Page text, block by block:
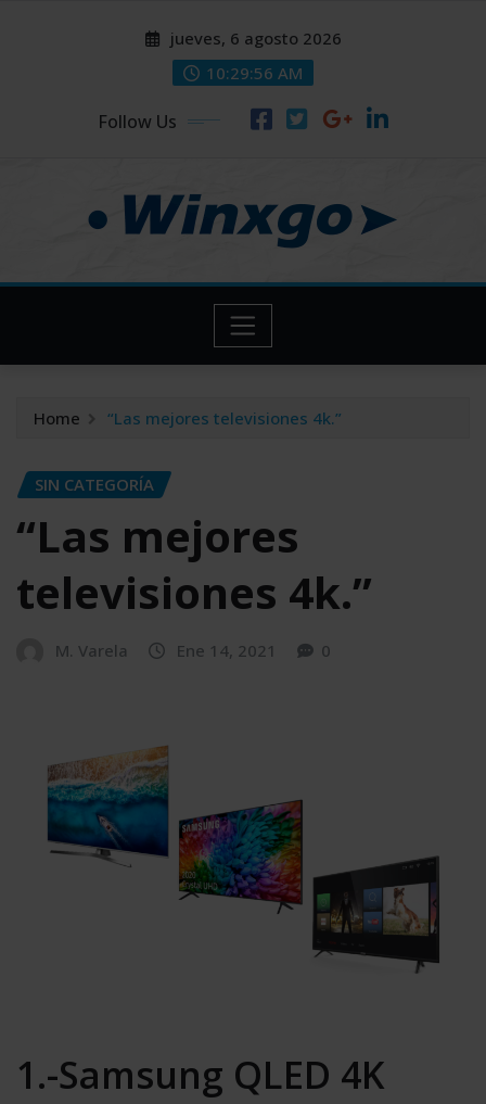
jueves, 6 agosto 2026
10:29:57 AM
Follow Us
Home “Las mejores televisiones 4k.”
SIN CATEGORÍA
“Las mejores
televisiones 4k.”
M. Varela Ene 14, 2021 0
1.-Samsung QLED 4K